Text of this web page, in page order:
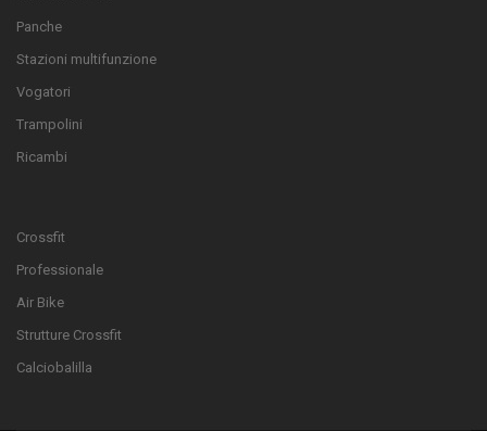
Panche
Stazioni multifunzione
Vogatori
Trampolini
Ricambi
Crossfit
Professionale
Air Bike
Strutture Crossfit
Calciobalilla